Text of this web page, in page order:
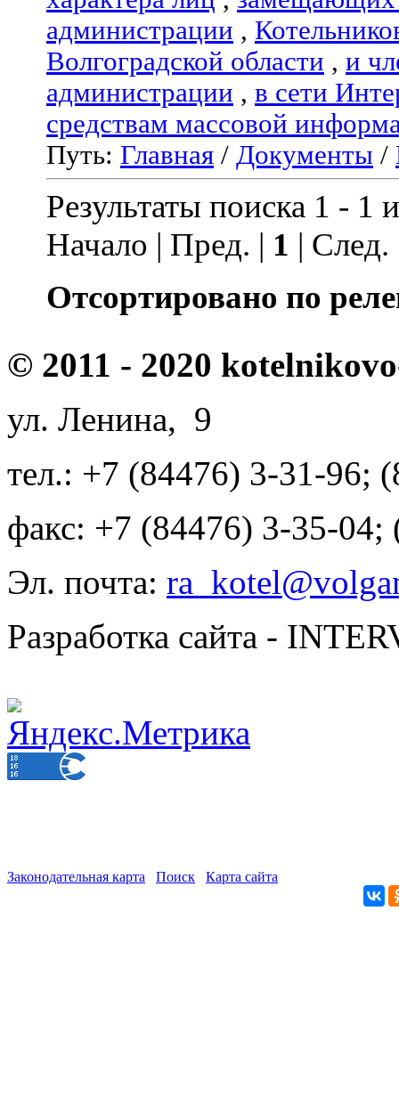
администрации ,
Волгоградской области , и
администрации , в сети
средствам массовой
Путь: Главная / Документы /
Результаты поиска 1 - 1
Начало | Пред. | 1 |
Отсортировано по
© 2011 - 2020
ул. Ленина, 9
тел.: +7 (84476) 3-31-96;
факс: +7 (84476) 3-35-04;
Эл. почта:
Разработка сайта -
Законодательная карта Поиск Карта сайта